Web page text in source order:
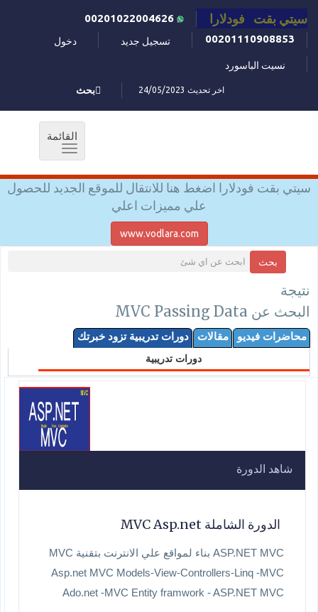
سيتي بقت فودلارا
00201110908853
تسجيل جديد دخول
نسيت الباسورد
اخر تحديث 24/05/2023 بحث
القائمة
Toggle
سيتي بقت فودلارا اضغط هنا للانتقال للموقع الجديد للحصول
علي مميزات اعلي
www.vodlara.com
بحث
نتيجة
البحث عن MVC Passing Data
محاضرات فيديو مقالات دورات تدريبية تزود خبرتك
دورات تدريبية
شاهد الدورة
الدورة الشاملة MVC Asp.net
ASP.NET MVC بناء لمواقع علي الانترنت بتقنية MVC
Asp.net MVC Models-View-Controllers-Linq -MVC
Ado.net -MVC Entity framwork - ASP.NET MVC